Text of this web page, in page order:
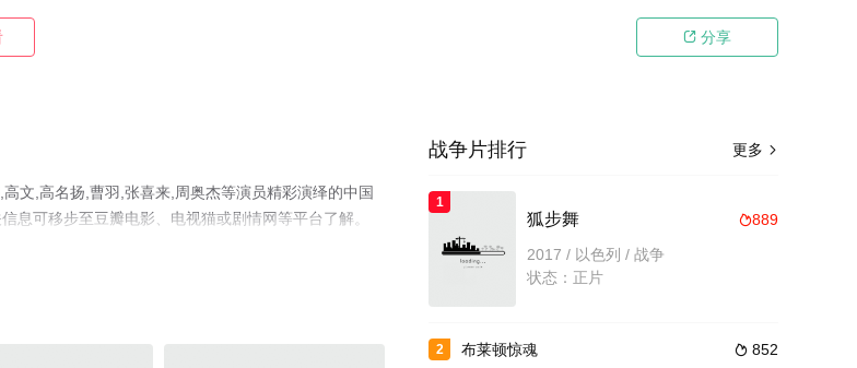
 分享
文,高名扬,曹羽,张喜来,周奥杰等演员精彩演绎的中国
息可移步至豆瓣电影、电视猫或剧情网等平台了解。
更多 
战争片排行
1
889
狐步舞
2017 / 以色列 / 战争
状态：正片
2  852
布莱顿惊魂